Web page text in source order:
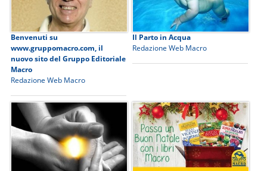
Benvenuti su
www.gruppomacro.com, il
nuovo sito del Gruppo Editoriale
Macro
Redazione Web Macro
Il Parto in Acqua
Redazione Web Macro